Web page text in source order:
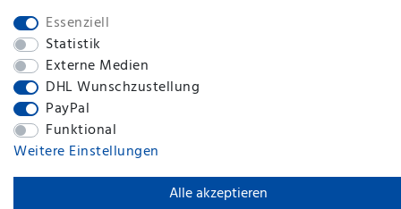
Essenziell
Statistik
Externe Medien
DHL Wunschzustellung
PayPal
Funktional
Weitere Einstellungen
Alle akzeptieren